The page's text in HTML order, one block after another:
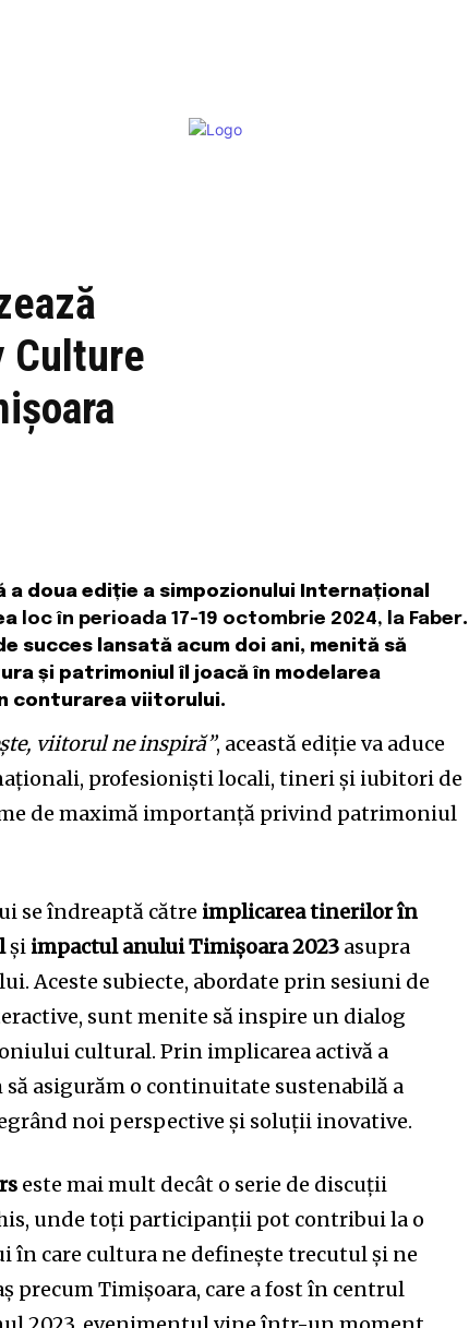
Culture
a doua ediție a simpozionului Internațional
loc în perioada 17-19 octombrie 2024, la Faber.
succes lansată acum doi ani, menită să
și patrimoniul îl joacă în modelarea
conturarea viitorului.
viitorul ne inspiră”, această ediție va aduce
profesioniști locali, tineri și iubitori de
de maximă importanță privind patrimoniul
se îndreaptă către implicarea tinerilor în
și impactul anului Timișoara 2023asupra
Aceste subiecte, abordate prin sesiuni de
sunt menite să inspire un dialog
cultural. Prin implicarea activă a
asigurăm o continuitate sustenabilă a
noi perspective și soluții inovative.
este mai mult decât o serie de discuții
unde toți participanții pot contribui la o
în care cultura ne definește trecutul și ne
Timișoara, care a fost în centrul